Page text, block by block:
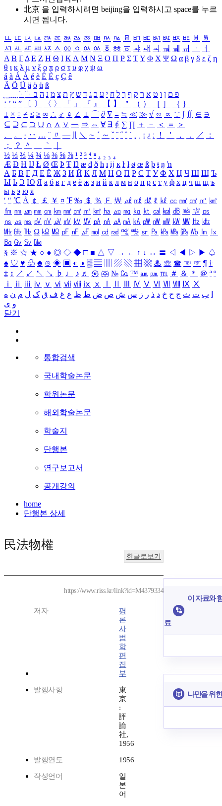
北京 을 입력하시려면 beijing을 입력하시고 space를 누르
시면 됩니다.
ㅥ ㅦ ㅧ ㅨ ㅩ ㅪ ㅫ ㅬ ㅭ ㅮ ㅯ ㅰ ㅱ ㅲ ㅳ ㅴ ㅵ ㅶ ㅷ ㅸ
ㅹ
ㅺ ㅻ ㅼ ㅽ ㅾ ㅿ ㆀ ㆁ ㆂ ㆃ ㆄ ㆅ ㆆ ㆇ ㆈ ㆉ ㆊ ㆋ ㆌ ㆍ
ㆎ
Α Β ΓΔ Ε Ζ Η Θ Ι ΚΛ Μ Ν Ξ Ο Π Ρ Σ ΤΥ Φ Χ Ψ Ω α β γ δ ε ζ η
θ ι κ λ μ ν ξ ο π ρ σ τ υ φ χ ψ ω
á à Á À é è É È ç Ç ê
Ä Ö Ü ä ö ü ß
ִֶֹ ֻּ ׁׂ פ ם ן ו ט א ר ק ף ך ל ח י ע כ ג ד ש ץ ת צ מ נ ה ב
‘ ’ “ ” 〔 〕 〈 〉 「 」 『 』 【 】 ＂ （ ） ［ ］ ｛ ｝
± × ÷ ≠ ≤ ≥ ∞ ∴ ♂ ♀ ∠ ⊥ ⌒ ∂ ∇ ≡ ≒ ≪ ≫ √ ∽ ∝ ∵ ∫ ∬ ∈ ∋
⊆ ⊇ ⊂ ⊃ ∪ ∩ ∧ ∨ ￢ ⇒ ⇔ ∀ ∃ ∮ ∑ ∏ ＋ － ＜ ＝
＞
、
。 · ‥ … ¨ 〃 ― ＼ ∼ ´ ～ ˇ ˘ ˝ ˚ ˙ ¸ ¡ ¿ ː ！ ＇ ， ． ／
：
；
？ ＾ ｀
½ ⅓ ⅔ ¼ ¾ ⅛ ⅜ ⅝ ⅞ ¹ ² ³ ⁴ ⁿ ₁ ₂ ₃ ₄
Æ Ð Ħ Ĳ Ł Ø Œ Þ Ŧ Ŋ æ đ ð ħ ı ĳ ĸ ŀ ł ø œ ß þ ŧ ŋ ŉ
А Б В Г Д Е Ё Ж З И Й К Л М Н О П Р С Т У Ф Х Ц Ч Ш Щ Ъ
Ы Ь Э Ю Я а б в г д е ё ж з и й к л м н о п р с т у ф х ц ч ш щ ъ
ы ь э ю я
′ ″ ℃ Å ￠ ￡ ￥ ¤ ℉ ‰ ＄ ％ Ｆ ￦ ㎕ ㎖ ㎗ ℓ ㎘ ㏄ ㎣ ㎤ ㎥ ㎦
㎙ ㎚ ㎛ ㎜ ㎝ ㎞ ㎟ ㎠ ㎡ ㎢ ㏊ ㎍ ㎎ ㎏ ㏏ ㎈ ㎉ ㏈ ㎧ ㎨ ㎰
㎱ ㎲ ㎳ ㎴ ㎵ ㎶ ㎷ ㎸ ㎹ ㎀ ㎁ ㎂ ㎃ ㎄ ㎺ ㎻ ㎽ ㎾ ㎿ ㎐ ㎑
㎒ ㎓ ㎔ Ω ㏀ ㏁ ㎊ ㎋ ㎌ ㏖ ㏅ ㎭ ㎮ ㎯ ㏛ ㎩ ㎪ ㎫ ㎬ ㏝ ㏐
㏓
㏃ ㏉ ㏜ ㏆
§ ※ ☆ ★ ○ ● ◎ ◇ ◆ □ ■ △ ▽ → ← ↑ ↓ ↔ 〓 ◁ ◀ ▷ ▶ ♤
♠ ♡ ♥ ♧ ♣ ⊙ ◈ ▣ ◐ ◑ ▒ ▤ ▨ ▧ ▦ ▩ ♨ ☏ ☎ ☜ ☞ ¶ †
‡ ↕ ↗ ↙ ↖ ↘ ♭ ♩ ♪ ♬ ㉿ ㈜ № ㏇ ™ ㏂ ㏘ ℡ ＃ ＆ ＊ ＠ ª º
ⅰ
ⅱ ⅲ ⅳ ⅴ ⅵ ⅶ ⅷ ⅸ ⅹ Ⅳ Ⅴ Ⅵ Ⅶ Ⅷ Ⅸ Ⅹ
ب ت ث ج ح خ د ذ ر ز س ش ص ض ط ظ ع غ ف ق ک ل م ن ه
و ی
닫기
통합검색
국내학술논문
학위논문
해외학술논문
학술지
단행본
연구보고서
공개강의
home
단행본 상세
民法物權
한글로보기
https://www.riss.kr/link?id=M4379334
저자
평
론
사
법
학
편
집
부
발행사항
東
京
:
評
論
社,
1956
발행연도 1956
작성언어
일
본
어
이 자료와
료
나만을 위